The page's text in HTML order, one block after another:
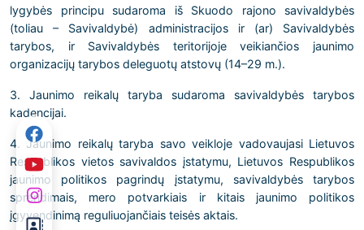
lygybės principu sudaroma iš Skuodo rajono savivaldybės
(toliau – Savivaldybė) administracijos ir (ar) Savivaldybės
tarybos, ir Savivaldybės teritorijoje veikiančios jaunimo
organizacijų tarybos deleguotų atstovų (14–29 m.).
3. Jaunimo reikalų taryba sudaroma savivaldybės tarybos
kadencijai.
4. Jaunimo reikalų taryba savo veikloje vadovaujasi Lietuvos
Respublikos vietos savivaldos įstatymu, Lietuvos Respublikos
jaunimo politikos pagrindų įstatymu, savivaldybės tarybos
sprendimais, mero potvarkiais ir kitais jaunimo politikos
įgyvendinimą reguliuojančiais teisės aktais.